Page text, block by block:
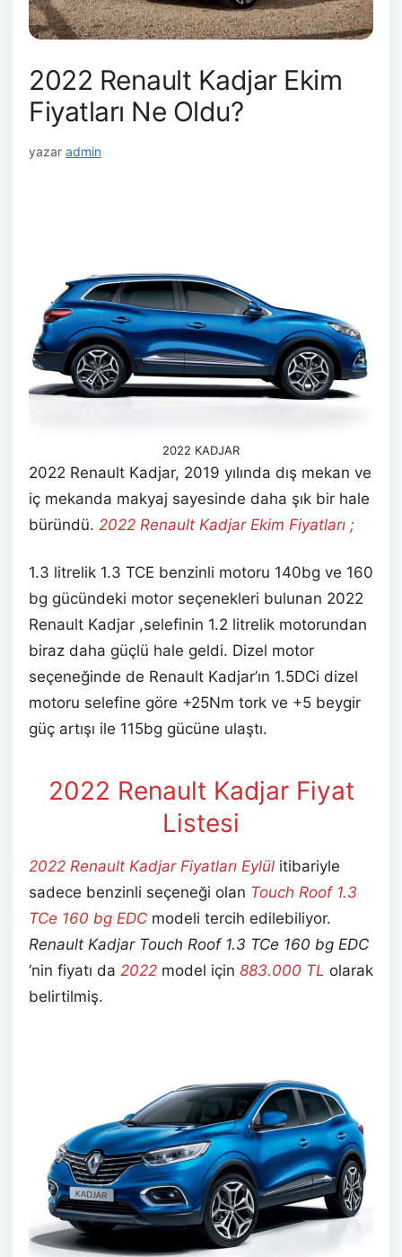
2022 Renault Kadjar Ekim
Fiyatları Ne Oldu?
yazar admin
2022 KADJAR
2022 Renault Kadjar, 2019 yılında dış mekan ve
iç mekanda makyaj sayesinde daha şık bir hale
büründü. 2022 Renault Kadjar Ekim Fiyatları ;
1.3 litrelik 1.3 TCE benzinli motoru 140bg ve 160
bg gücündeki motor seçenekleri bulunan 2022
Renault Kadjar ,selefinin 1.2 litrelik motorundan
biraz daha güçlü hale geldi. Dizel motor
seçeneğinde de Renault Kadjar’ın 1.5DCi dizel
motoru selefine göre +25Nm tork ve +5 beygir
güç artışı ile 115bg gücüne ulaştı.
2022 Renault Kadjar Fiyat
Listesi
2022 Renault Kadjar Fiyatları Eylül itibariyle
sadece benzinli seçeneği olan Touch Roof 1.3
TCe 160 bg EDC modeli tercih edilebiliyor.
Renault Kadjar Touch Roof 1.3 TCe 160 bg EDC
‘nin fiyatı da 2022 model için 883.000 TL olarak
belirtilmiş.